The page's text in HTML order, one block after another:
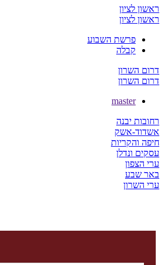
ראשון לציון
ראשון לציון
פרשת השבוע
קבלה
דרום השרון
דרום השרון
master
רחובות יבנה
אשדוד-אשק
חיפה והקריות
עסקים ונדלן
ערי הצפון
באר שבע
ערי השרון